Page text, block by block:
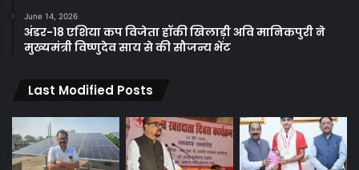
June 14, 2026
अंडर-18 एशिया कप विजेता हॉकी खिलाड़ी अवि मानिकपुरी ने
मुख्यमंत्री विष्णुदेव साय से की सौजन्य भेंट
Last Modified Posts